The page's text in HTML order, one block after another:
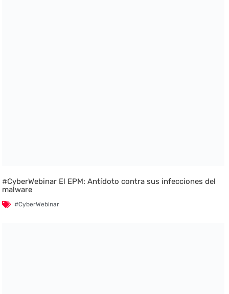
#CyberWebinar El EPM: Antídoto contra sus infecciones del
malware
#CyberWebinar